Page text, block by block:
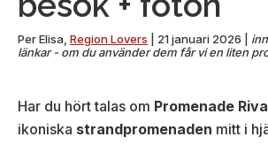
blog
de
Claire
Manu
PerElisa Region Lovers 21 januari 2026
länkar - om du använder dem får vi en liten
Har du hört talas om Promenade
ikoniska strandpromenaden mitt i